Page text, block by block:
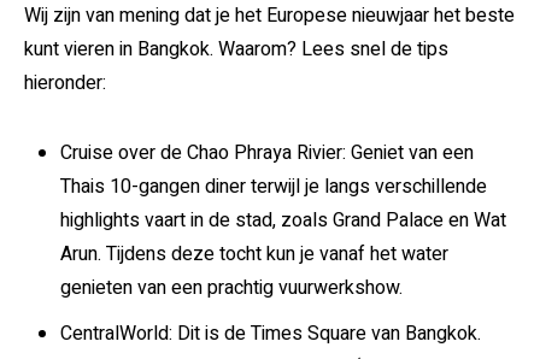
Wij zijn van mening dat je het Europese nieuwjaar het beste
kunt vieren in Bangkok. Waarom? Lees snel de tips
hieronder:
Cruise over de Chao Phraya Rivier: Geniet van een
Thais 10-gangen diner terwijl je langs verschillende
highlights vaart in de stad, zoals Grand Palace en Wat
Arun. Tijdens deze tocht kun je vanaf het water
genieten van een prachtig vuurwerkshow.
CentralWorld: Dit is de Times Square van Bangkok.